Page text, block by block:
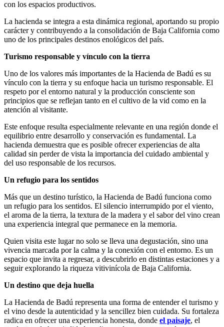
con los espacios productivos.
La hacienda se integra a esta dinámica regional, aportando su propio
carácter y contribuyendo a la consolidación de Baja California como
uno de los principales destinos enológicos del país.
Turismo responsable y vínculo con la tierra
Uno de los valores más importantes de la Hacienda de Badú es su
vínculo con la tierra y su enfoque hacia un turismo responsable. El
respeto por el entorno natural y la producción consciente son
principios que se reflejan tanto en el cultivo de la vid como en la
atención al visitante.
Este enfoque resulta especialmente relevante en una región donde el
equilibrio entre desarrollo y conservación es fundamental. La
hacienda demuestra que es posible ofrecer experiencias de alta
calidad sin perder de vista la importancia del cuidado ambiental y
del uso responsable de los recursos.
Un refugio para los sentidos
Más que un destino turístico, la Hacienda de Badú funciona como
un refugio para los sentidos. El silencio interrumpido por el viento,
el aroma de la tierra, la textura de la madera y el sabor del vino crean
una experiencia integral que permanece en la memoria.
Quien visita este lugar no solo se lleva una degustación, sino una
vivencia marcada por la calma y la conexión con el entorno. Es un
espacio que invita a regresar, a descubrirlo en distintas estaciones y a
seguir explorando la riqueza vitivinícola de Baja California.
Un destino que deja huella
La Hacienda de Badú representa una forma de entender el turismo y
el vino desde la autenticidad y la sencillez bien cuidada. Su fortaleza
radica en ofrecer una experiencia honesta, donde el paisaje, el